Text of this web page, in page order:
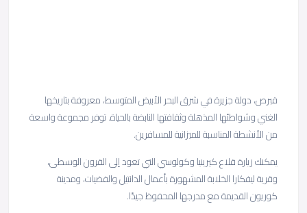
قبرص، دولة جزيرة في شرق البحر الأبيض المتوسط، معروفة بتاريخها
الغني وشواطئها المذهلة وثقافتها النابضة بالحياة. توفر مجموعة واسعة
من الأنشطة المناسبة للميزانية للمسافرين.
يمكنك زيارة قلاع كيرينيا وكولوسي التي تعود إلى القرون الوسطى،
وقرية ليفكارا الخلابة المشهورة بأعمال الدانتيل والفضيات، ومدينة
كوريون القديمة مع مدرجها المحفوظ جيدًا.